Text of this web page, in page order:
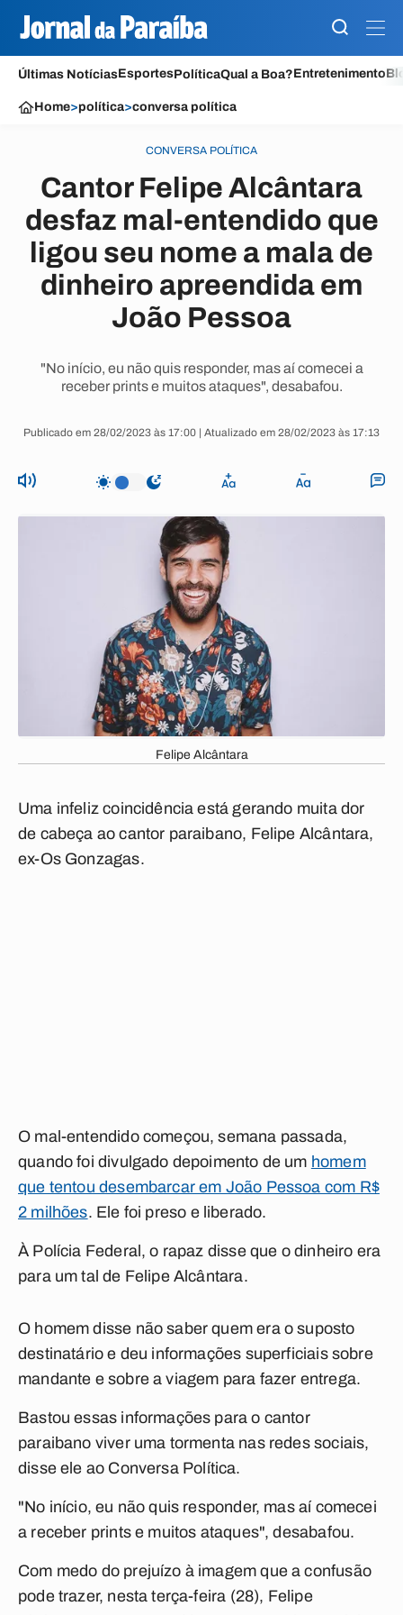
Últimas NotíciasEsportesPolíticaQual a Boa?Entretenimento
Home>política>conversa política
CONVERSA POLÍTICA
Cantor Felipe Alcântara
desfaz mal-entendido que
ligou seu nome a mala de
dinheiro apreendida em
João Pessoa
"No início, eu não quis responder, mas aí comecei a
receber prints e muitos ataques", desabafou.
Publicado em 28/02/2023 às 17:00 | Atualizado em 28/02/2023 às 17:13
Felipe Alcântara
Uma infeliz coincidência está gerando muita dor
de cabeça ao cantor paraibano, Felipe Alcântara,
ex-Os Gonzagas.
O mal-entendido começou, semana passada,
quando foi divulgado depoimento de um homem
que tentou desembarcar em João Pessoa com R$
2 milhões. Ele foi preso e liberado.
À Polícia Federal, o rapaz disse que o dinheiro era
para um tal de Felipe Alcântara.
O homem disse não saber quem era o suposto
destinatário e deu informações superficiais sobre
mandante e sobre a viagem para fazer entrega.
Bastou essas informações para o cantor
paraibano viver uma tormenta nas redes sociais,
disse ele ao Conversa Política.
"No início, eu não quis responder, mas aí comecei
a receber prints e muitos ataques", desabafou.
Com medo do prejuízo à imagem que a confusão
pode trazer, nesta terça-feira (28), Felipe